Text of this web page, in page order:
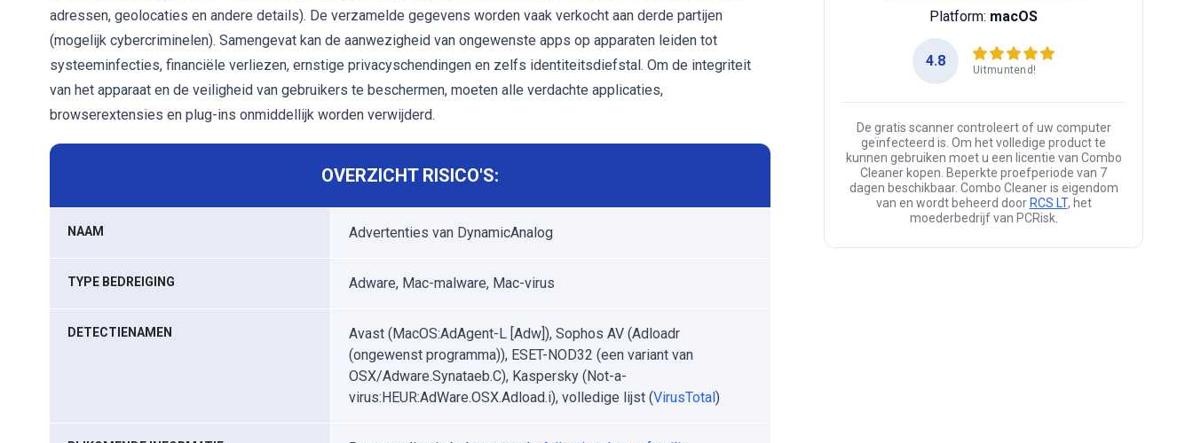
adressen, geolocaties en andere details). De verzamelde gegevens worden vaak verkocht aan derde partijen
(mogelijk cybercriminelen). Samengevat kan de aanwezigheid van ongewenste apps op apparaten leiden tot
systeeminfecties, financiële verliezen, ernstige privacyschendingen en zelfs identiteitsdiefstal. Om de integriteit
van het apparaat en de veiligheid van gebruikers te beschermen, moeten alle verdachte applicaties,
browserextensies en plug-ins onmiddellijk worden verwijderd.
OVERZICHT RISICO'S:
NAAM Advertenties van DynamicAnalog
TYPE BEDREIGING Adware, Mac-malware, Mac-virus
DETECTIENAMEN
Avast (MacOS:AdAgent-L [Adw]), Sophos AV (Adloadr
(ongewenst programma)), ESET-NOD32 (een variant van
OSX/Adware.Synataeb.C), Kaspersky (Not-a-
virus:HEUR:AdWare.OSX.Adload.i), volledige lijst (VirusTotal)
Platform: macOS
4.8
Uitmuntend!
De gratis scanner controleert of uw computer
geïnfecteerd is. Om het volledige product te
kunnen gebruiken moet u een licentie van Combo
Cleaner kopen. Beperkte proefperiode van 7
dagen beschikbaar. Combo Cleaner is eigendom
van en wordt beheerd door RCS LT, het
moederbedrijf van PCRisk.